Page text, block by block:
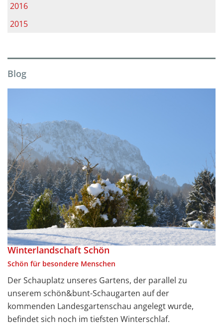
2016
2015
Blog
Winterlandschaft Schön
Schön für besondere Menschen
Der Schauplatz unseres Gartens, der parallel zu
unserem schön&bunt-Schaugarten auf der
kommenden Landesgartenschau angelegt wurde,
befindet sich noch im tiefsten Winterschlaf.